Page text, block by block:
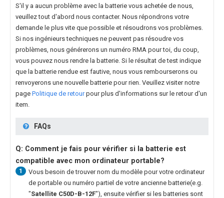
S'il y a aucun problème avec la batterie vous achetée de nous,
veuillez tout d'abord nous contacter. Nous répondrons votre
demande le plus vite que possible et résoudrons vos problèmes.
Si nos ingénieurs techniques ne peuvent pas résoudre vos
problèmes, nous générerons un numéro RMA pour toi, du coup,
vous pouvez nous rendre la batterie. Si le résultat de test indique
que la batterie rendue est fautive, nous vous rembourserons ou
renvoyerons une nouvelle batterie pour rien. Veuillez visiter notre
page Politique de retourpour plus d'informations sur le retour d'un
item.
FAQs
Q: Comment je fais pour vérifier si la batterie est
compatible avec mon ordinateur portable?
1
Vous besoin de trouver nom du modèle pour votre ordinateur
de portable ou numéro partiel de votre ancienne batterie(e.g.
"Satellite C50D-B-12F"), ensuite vérifier si les batteries sont